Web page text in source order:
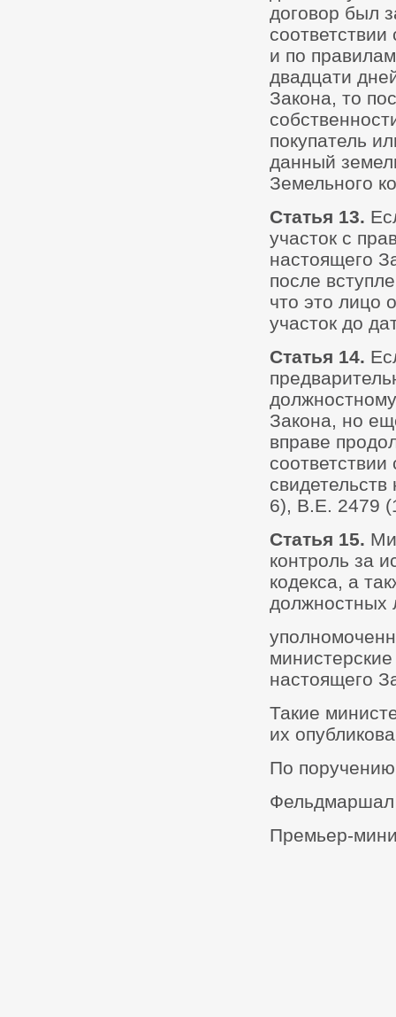
договор был
и по
двадцати
Закона, то
покупатель
данный
Земельного
Статья 13.
участок с
настоящего
после
что это лицо
участок до
Статья 14.
Закона, но
вправе
6), B.E. 2479
Статья 15.
контроль за
кодекса, а
должностных
настоящего
Такие
их
По
Фельдмаршал
Премьер-